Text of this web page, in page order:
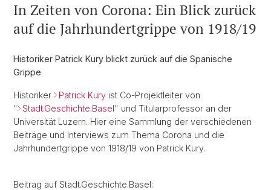
In Zeiten von Corona: Ein Blick zurück
auf die Jahrhundertgrippe von 1918/19
Historiker Patrick Kury blickt zurück auf die Spanische
Grippe
Historiker Patrick Kury ist Co-Projektleiter von
" Stadt.Geschichte.Basel" und Titularprofessor an der
Universität Luzern. Hier eine Sammlung der verschiedenen
Beiträge und Interviews zum Thema Corona und die
Jahrhundertgrippe von 1918/19 von Patrick Kury.
Beitrag auf Stadt.Geschichte.Basel: